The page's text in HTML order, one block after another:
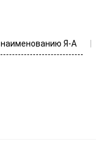
наименованию Я-А